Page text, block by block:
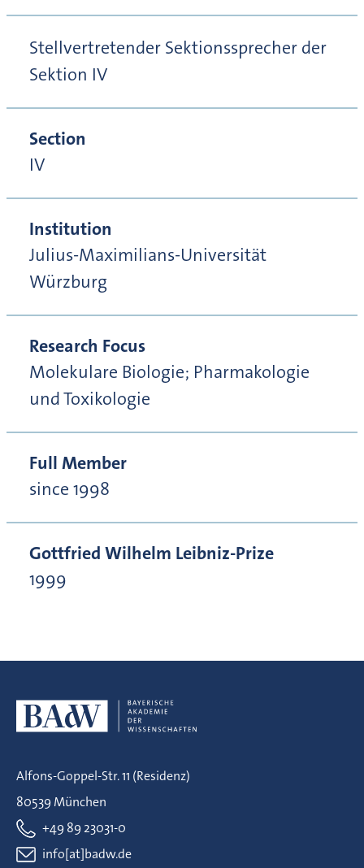
Stellvertretender Sektionssprecher der
Sektion IV
Section
IV
Institution
Julius-Maximilians-Universität
Würzburg
Research Focus
Molekulare Biologie; Pharmakologie
und Toxikologie
Full Member
since 1998
Gottfried Wilhelm Leibniz-Prize
1999
Alfons-Goppel-Str. 11 (Residenz)
80539 München
+49 89 23031-0
info[at]badw.de